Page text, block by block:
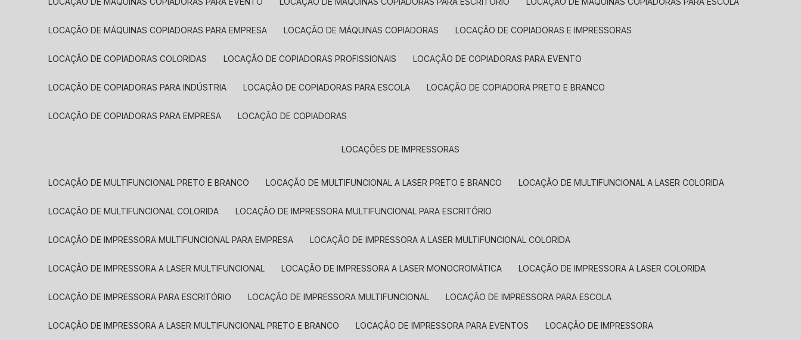
LOCAÇÃO DE MÁQUINAS COPIADORAS PARA EMPRESA LOCAÇÃO DE MÁQUINAS COPIADORAS LOCAÇÃO DE COPIADORAS E IMPRESSORAS
LOCAÇÃO DE COPIADORAS COLORIDAS LOCAÇÃO DE COPIADORAS PROFISSIONAIS LOCAÇÃO DE COPIADORAS PARA EVENTO
LOCAÇÃO DE COPIADORAS PARA INDÚSTRIA LOCAÇÃO DE COPIADORAS PARA ESCOLA LOCAÇÃO DE COPIADORA PRETO E BRANCO
LOCAÇÃO DE COPIADORAS PARA EMPRESA LOCAÇÃO DE COPIADORAS
LOCAÇÕES DE IMPRESSORAS
LOCAÇÃO DE MULTIFUNCIONAL PRETO E BRANCO LOCAÇÃO DE MULTIFUNCIONAL A LASER PRETO E BRANCO LOCAÇÃO DE MULTIFUNCIONAL A LASER COLORIDA
LOCAÇÃO DE MULTIFUNCIONAL COLORIDA LOCAÇÃO DE IMPRESSORA MULTIFUNCIONAL PARA ESCRITÓRIO
LOCAÇÃO DE IMPRESSORA MULTIFUNCIONAL PARA EMPRESA LOCAÇÃO DE IMPRESSORA A LASER MULTIFUNCIONAL COLORIDA
LOCAÇÃO DE IMPRESSORA A LASER MULTIFUNCIONAL LOCAÇÃO DE IMPRESSORA A LASER MONOCROMÁTICA LOCAÇÃO DE IMPRESSORA A LASER COLORIDA
LOCAÇÃO DE IMPRESSORA PARA ESCRITÓRIO LOCAÇÃO DE IMPRESSORA MULTIFUNCIONAL LOCAÇÃO DE IMPRESSORA PARA ESCOLA
LOCAÇÃO DE IMPRESSORA A LASER MULTIFUNCIONAL PRETO E BRANCO LOCAÇÃO DE IMPRESSORA PARA EVENTOS LOCAÇÃO DE IMPRESSORA